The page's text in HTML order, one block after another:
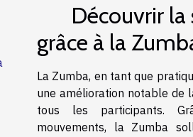
Découvrir la
grâce à la
La Zumba, en tant que
une amélioration notable de
tous les participants.
mouvements, la Zumba